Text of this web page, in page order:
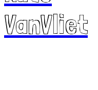
VanVliet